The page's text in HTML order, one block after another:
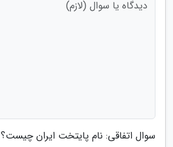
سوال اتفاقی: نام پایتخت ایران چیست؟